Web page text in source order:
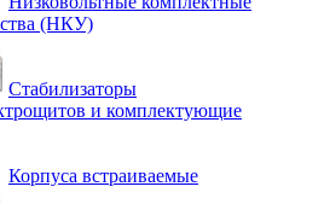
(НКУ)
Стабилизаторы
и комплектующие
Корпуса встраиваемые